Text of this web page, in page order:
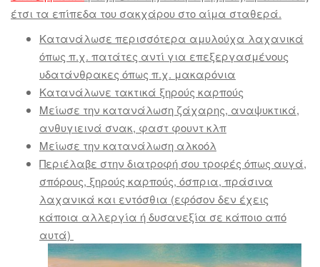
έτσι τα επίπεδα του σακχάρου στο αίμα σταθερά.
Κατανάλωσε περισσότερα αμυλούχα λαχανικά
όπως π.χ. πατάτες αντί για επεξεργασμένους
υδατάνθρακες όπως π.χ. μακαρόνια
Κατανάλωνε τακτικά ξηρούς καρπούς
Μείωσε την κατανάλωση ζάχαρης, αναψυκτικά,
ανθυγιεινά σνακ, φαστ φουντ κλπ
Μείωσε την κατανάλωση αλκοόλ
Περιέλαβε στην διατροφή σου τροφές όπως αυγά,
σπόρους, ξηρούς καρπούς, όσπρια, πράσινα
λαχανικά και εντόσθια (εφόσον δεν έχεις
κάποια αλλεργία ή δυσανεξία σε κάποιο από
αυτά)